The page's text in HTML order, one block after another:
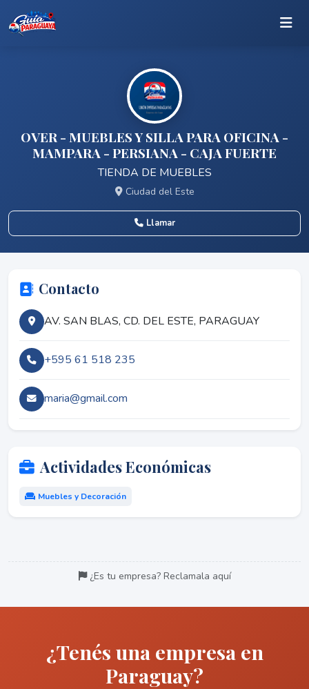
OVER - MUEBLES Y SILLA PARA OFICINA -
MAMPARA - PERSIANA - CAJA FUERTE
TIENDA DE MUEBLES
Ciudad del Este
Llamar
Contacto
AV. SAN BLAS, CD. DEL ESTE, PARAGUAY
+595 61 518 235
maria@gmail.com
Actividades Económicas
Muebles y Decoración
¿Es tu empresa? Reclamala aquí
¿Tenés una empresa en
Paraguay?